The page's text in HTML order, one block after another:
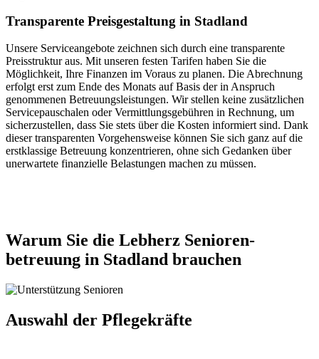
Transparente Preisgestaltung in Stadland
Unsere Serviceangebote zeichnen sich durch eine transparente
Preisstruktur aus. Mit unseren festen Tarifen haben Sie die
Möglichkeit, Ihre Finanzen im Voraus zu planen. Die Abrechnung
erfolgt erst zum Ende des Monats auf Basis der in Anspruch
genommenen Betreuungsleistungen. Wir stellen keine zusätzlichen
Servicepauschalen oder Vermittlungsgebühren in Rechnung, um
sicherzustellen, dass Sie stets über die Kosten informiert sind. Dank
dieser transparenten Vorgehensweise können Sie sich ganz auf die
erstklassige Betreuung konzentrieren, ohne sich Gedanken über
unerwartete finanzielle Belastungen machen zu müssen.
Warum Sie die Lebherz Senioren­
betreuung in Stadland brauchen
Auswahl der Pflegekräfte